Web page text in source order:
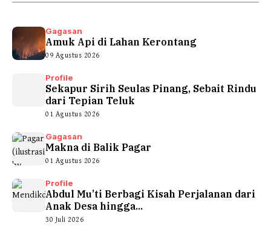
Gagasan
Amuk Api di Lahan Kerontang
09 Agustus 2026
Profile
Sekapur Sirih Seulas Pinang, Sebait Rindu
dari Tepian Teluk
01 Agustus 2026
Gagasan
Makna di Balik Pagar
01 Agustus 2026
Profile
Abdul Mu’ti Berbagi Kisah Perjalanan dari
Anak Desa hingga...
30 Juli 2026